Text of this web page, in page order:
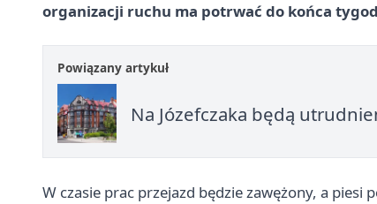
organizacji ruchu ma potrwać do końca
Powiązany artykuł
Na Józefczaka będą
W czasie prac przejazd będzie zawężony, a